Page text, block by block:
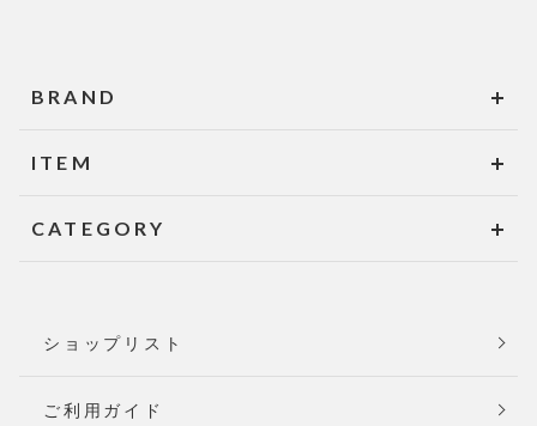
BRAND
ITEM
CATEGORY
ショップリスト
ご利用ガイド